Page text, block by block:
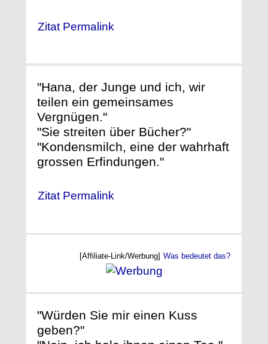
Zitat Permalink
"Hana, der Junge und ich, wir
teilen ein gemeinsames
Vergnügen."
"Sie streiten über Bücher?"
"Kondensmilch, eine der wahrhaft
grossen Erfindungen."
Zitat Permalink
[Affiliate-Link/Werbung] Was bedeutet das?
"Würden Sie mir einen Kuss
geben?"